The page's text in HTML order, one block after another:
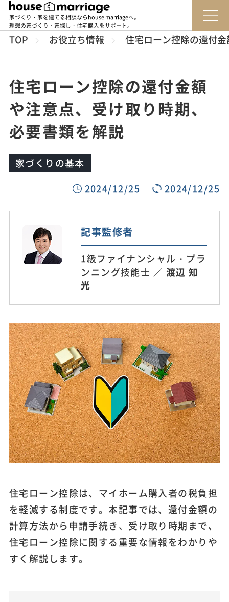
家づくり・家を建てる相談ならhouse marriageへ。
理想の家づくり・家探し・住宅購入をサポート。
TOP お役立ち情報 住宅ローン控除の還付
住宅ローン控除の還付金額
や注意点、受け取り時期、
必要書類を解説
家づくりの基本
2024/12/25
2024/12/25
記事監修者
1級ファイナンシャル・プラ
ンニング技能士 ／ 渡辺 知
光
住宅ローン控除は、マイホーム購入者の税負担
を軽減する制度です。本記事では、還付金額の
計算方法から申請手続き、受け取り時期まで、
住宅ローン控除に関する重要な情報をわかりや
すく解説します。